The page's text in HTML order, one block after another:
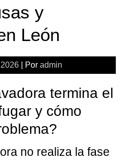
y
León
| Por admin
termina el
y cómo
no realiza la fase